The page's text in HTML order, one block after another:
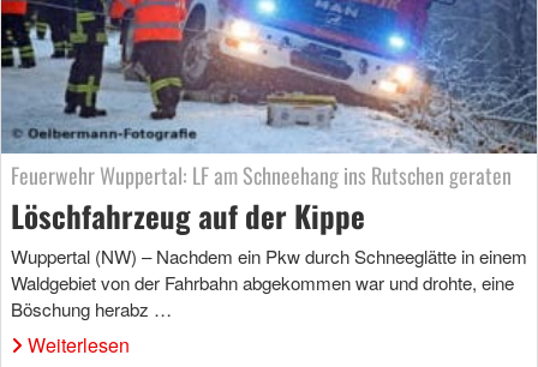
Feuerwehr Wuppertal: LF am Schneehang ins Rutschen geraten
Löschfahrzeug auf der Kippe
Wuppertal (NW) – Nachdem ein Pkw durch Schneeglätte in einem
Waldgebiet von der Fahrbahn abgekommen war und drohte, eine
Böschung herabz …
Weiterlesen